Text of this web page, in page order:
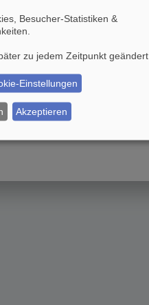
Besucher-Statistiken &
zu jedem Zeitpunkt geändert
Einstellungen
Akzeptieren